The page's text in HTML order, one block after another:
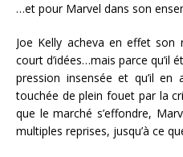
…et pour Marvel dans son
Joe Kelly acheva en effet son
court d’idées…mais parce qu’il
pression insensée et qu’il
touchée de plein fouet par la
que le marché s’effondre,
multiples reprises, jusqu’à ce